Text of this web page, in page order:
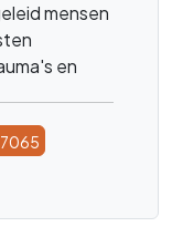
mensen
en
kristallen
een
bel me